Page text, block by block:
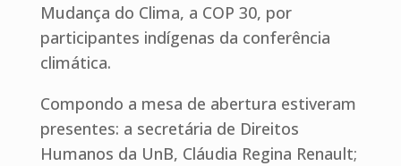
Mudança do Clima, a COP 30, por
participantes indígenas da conferência
climática.
Compondo a mesa de abertura estiveram
presentes: a secretária de Direitos
Humanos da UnB, Cláudia Regina Renault;